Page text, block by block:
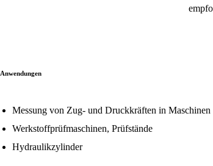
Anwendungen
Messung von Zug- und Druckkräften in Maschinen
Werkstoffprüfmaschinen, Prüfstände
Hydraulikzylinder